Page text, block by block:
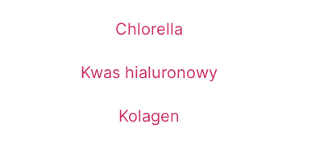
Chlorella
Kwas hialuronowy
Kolagen